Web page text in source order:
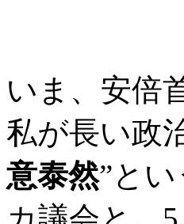
いま、安倍
私が長い政
意泰然”と